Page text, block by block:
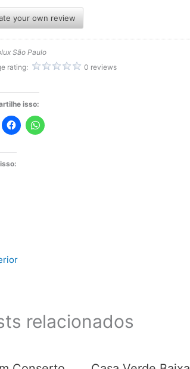
your own review
São Paulo
rating:
0 reviews
isso:
relacionados